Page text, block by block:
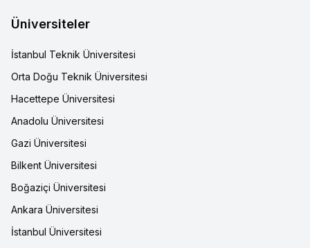
Üniversiteler
İstanbul Teknik Üniversitesi
Orta Doğu Teknik Üniversitesi
Hacettepe Üniversitesi
Anadolu Üniversitesi
Gazi Üniversitesi
Bilkent Üniversitesi
Boğaziçi Üniversitesi
Ankara Üniversitesi
İstanbul Üniversitesi